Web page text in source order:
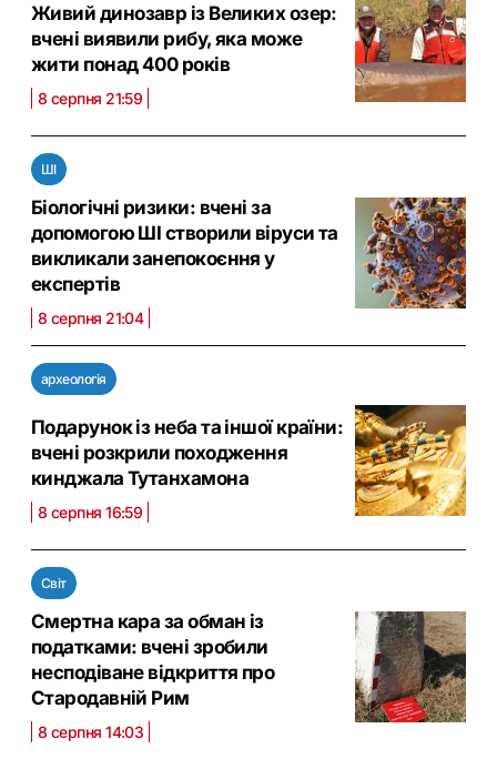
Живий динозавр із Великих озер:
вчені виявили рибу, яка може
жити понад 400 років
8 серпня 21:59
ШІ
Біологічні ризики: вчені за
допомогою ШІ створили віруси та
викликали занепокоєння у
експертів
8 серпня 21:04
археологія
Подарунок із неба та іншої країни:
вчені розкрили походження
кинджала Тутанхамона
8 серпня 16:59
Світ
Смертна кара за обман із
податками: вчені зробили
несподіване відкриття про
Стародавній Рим
8 серпня 14:03